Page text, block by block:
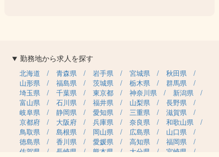
勤務地から求人を探す
北海道 青森県 岩手県 宮城県
秋田県
山形県
福島県 茨城県 栃木県
群馬県
埼玉県
千葉県 東京都 神奈川県
新潟県
富山県
石川県 福井県 山梨県
長野県
岐阜県
静岡県 愛知県 三重県
滋賀県
京都府
大阪府 兵庫県 奈良県
和歌山県
鳥取県
島根県 岡山県 広島県
山口県
徳島県
香川県 愛媛県 高知県
福岡県
佐賀県
長崎県 熊本県 大分県
宮崎県